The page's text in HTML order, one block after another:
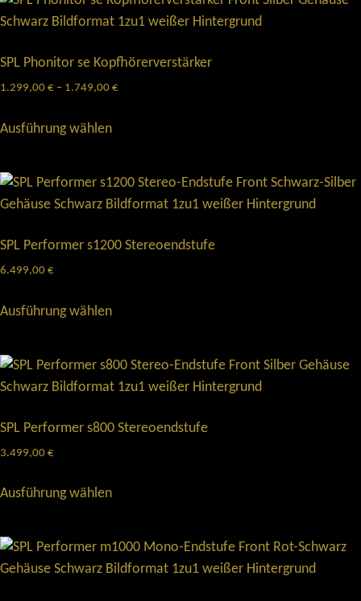
SPL Phonitor se Kopfhörerverstärker
1.299,00€ – 1.749,00€
Ausführung wählen
SPL Performer s1200 Stereoendstufe
6.499,00€
Ausführung wählen
SPL Performer s800 Stereoendstufe
3.499,00€
Ausführung wählen